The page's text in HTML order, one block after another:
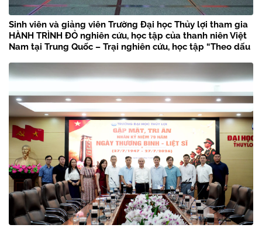
Sinh viên và giảng viên Trường Đại học Thủy lợi tham gia
HÀNH TRÌNH ĐỎ nghiên cứu, học tập của thanh niên Việt
Nam tại Trung Quốc – Trại nghiên cứu, học tập “Theo dấu